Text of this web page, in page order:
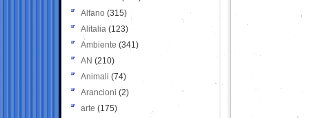
Alfano (315)
Alitalia (123)
Ambiente (341)
AN (210)
Animali (74)
Arancioni (2)
arte (175)